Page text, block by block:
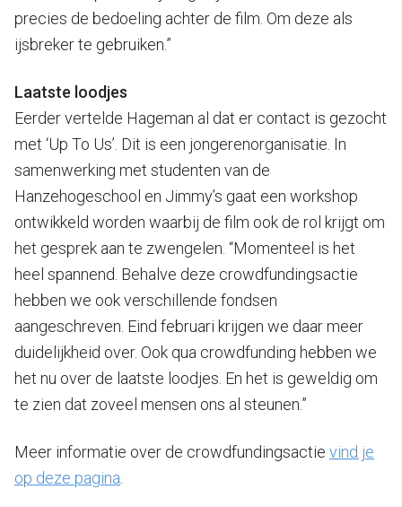
precies de bedoeling achter de film. Om deze als
ijsbreker te gebruiken.”
Laatste loodjes
Eerder vertelde Hageman al dat er contact is gezocht
met ‘Up To Us’. Dit is een jongerenorganisatie. In
samenwerking met studenten van de
Hanzehogeschool en Jimmy’s gaat een workshop
ontwikkeld worden waarbij de film ook de rol krijgt om
het gesprek aan te zwengelen. “Momenteel is het
heel spannend. Behalve deze crowdfundingsactie
hebben we ook verschillende fondsen
aangeschreven. Eind februari krijgen we daar meer
duidelijkheid over. Ook qua crowdfunding hebben we
het nu over de laatste loodjes. En het is geweldig om
te zien dat zoveel mensen ons al steunen.”
Meer informatie over de crowdfundingsactie vind je
op deze pagina